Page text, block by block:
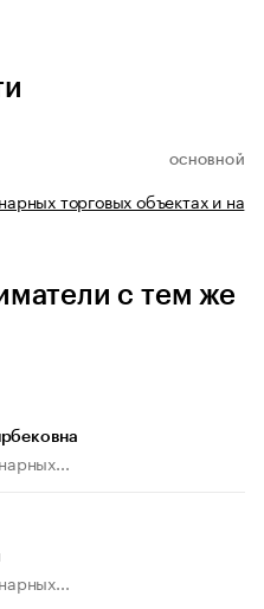
ОСНОВНОЙ
торговых объектах и на
с тем же